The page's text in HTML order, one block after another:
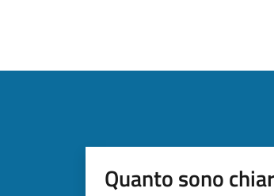
Quanto sono